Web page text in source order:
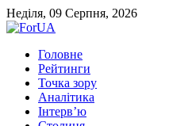
Неділя, 09 Серпня, 2026
Головне
Рейтинги
Точка зору
Аналітика
Інтерв’ю